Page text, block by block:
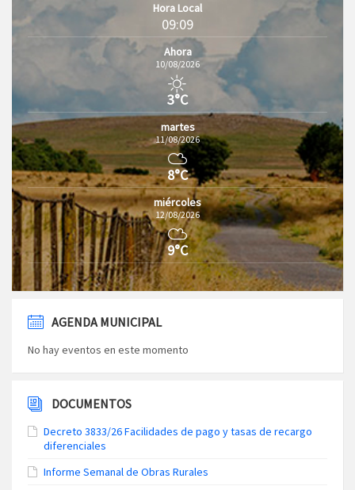
Hora Local
09:09
Ahora
10/08/2026
3°C
martes
11/08/2026
8°C
miércoles
12/08/2026
9°C
AGENDA MUNICIPAL
No hay eventos en este momento
DOCUMENTOS
Decreto 3833/26 Facilidades de pago y tasas de recargo
diferenciales
Informe Semanal de Obras Rurales